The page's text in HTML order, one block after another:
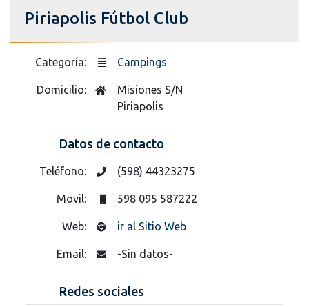
Piriapolis Fútbol Club
Categoría: Campings
Domicilio:
Misiones S/N
Piriapolis
Datos de contacto
Teléfono: (598) 44323275
Movil: 598 095 587222
Web: ir al Sitio Web
Email: -Sin datos-
Redes sociales